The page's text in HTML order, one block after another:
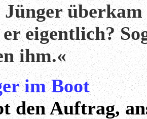
eigentlich?
ihm.«
im Boot
den Auftrag,